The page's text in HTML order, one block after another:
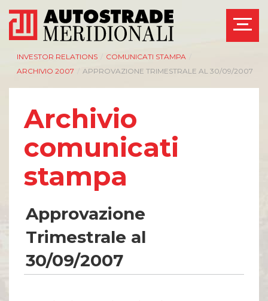
INVESTOR RELATIONS COMUNICATI STAMPA
ARCHIVIO 2007
APPROVAZIONE TRIMESTRALE AL 30/09/2007
Archivio
comunicati
stampa
Approvazione
Trimestrale al
30/09/2007